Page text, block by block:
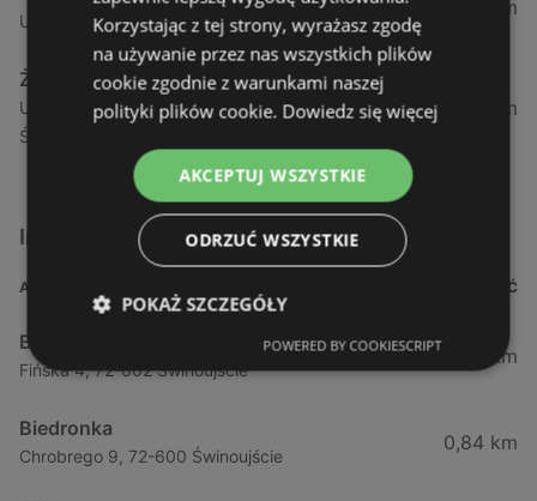
Ul. Armii Krajowej 12 / 1a, 72-600 Świnoujście
1,04 km
Żabka
Ul. Wybrzeże Wł. Iv 26/27 Lok. Lu, 72-600
Świnoujście
1,05 km
Inne sklepy Supermarkety w pobliżu
ADRES ODLEGŁOŚĆ
Biedronka
Fińska 4, 72-602 Świnoujście
0,23 km
Biedronka
Chrobrego 9, 72-600 Świnoujście
0,84 km
Korzystając z tej strony, wyrażasz zgodę
na używanie przez nas wszystkich plików
cookie zgodnie z warunkami naszej
polityki plików cookie. Dowiedz się więcej
AKCEPTUJ WSZYSTKIE
ODRZUĆ WSZYSTKIE
POKAŻ SZCZEGÓŁY
POWERED BY COOKIESCRIPT